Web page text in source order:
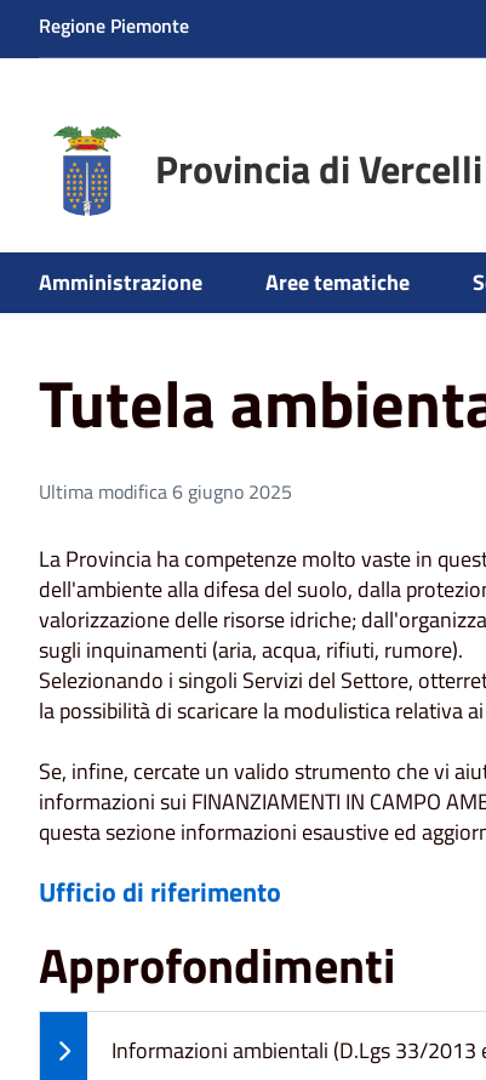
Regione Piemonte
Provincia di Vercelli
Amministrazione Aree tematiche
Home Aree tematiche Ambiente Tutela
Tutela
Ultima modifica 6 giugno 2025
La Provincia ha competenze molto vaste in
dell'ambiente alla difesa del suolo, dalla
valorizzazione delle risorse idriche;
sugli inquinamenti (aria, acqua, rifiuti, rumore).
Selezionando i singoli Servizi del Settore,
la possibilità di scaricare la modulistica relativa
Se, infine, cercate un valido strumento che vi
informazioni sui FINANZIAMENTI IN CAMPO
questa sezione informazioni esaustive ed
Ufficio di riferimento
Approfondimenti
Informazioni ambientali (D.Lgs 33/2013